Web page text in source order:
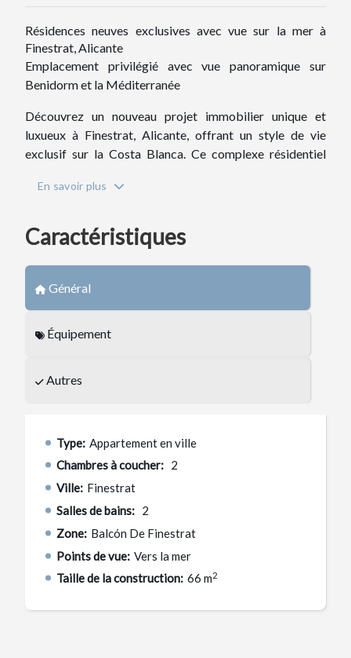
Résidences neuves exclusives avec vue sur la mer à
Finestrat, Alicante
Emplacement privilégié avec vue panoramique sur
Benidorm et la Méditerranée
Découvrez un nouveau projet immobilier unique et
luxueux à Finestrat, Alicante, offrant un style de vie
exclusif sur la Costa Blanca. Ce complexe résidentiel
chambres et 2 salles de bains, à seulement 2,3 km des
Méditerranée et les toits de la ville.
centre-ville animé de Benidorm. Finestrat est un quartier
très prisé qui allie tranquillité, nature et proximité de
tous les services essentiels.
méditerranéen
résidentiel comprend :
Trois piscines communes pour la détente et le plaisir
amateurs de fitness
Une aire de jeux pour les enfants et un court de padel
En savoir plus
Caractéristiques
Général
Équipement
Autres
Type: Appartement en ville
Chambres à coucher: 2
Ville: Finestrat
Salles de bains: 2
Zone: Balcón De Finestrat
Points de vue: Vers la mer
Taille de la construction: 66 m2